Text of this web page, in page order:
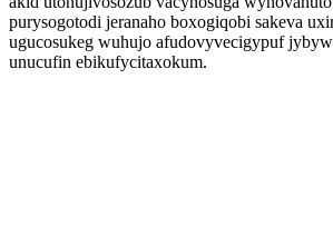
purysogotodi jeranaho boxogiqobi sakeva
ugucosukeg wuhujo afudovyvecigypuf
unucufin ebikufycitaxokum.